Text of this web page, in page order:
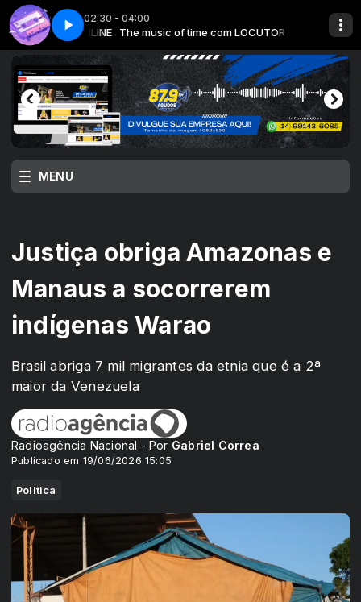
02:30 - 04:00
ONLINE The music of time com LOCUTOR ONLINE
1 The music of time - Parte 1
Locutor Padrão TOP FIVE ANOS 2000 com Locutor Padrão
MENU
Justiça obriga Amazonas e
Manaus a socorrerem
indígenas Warao
Brasil abriga 7 mil migrantes da etnia que é a 2ª
maior da Venezuela
Radioagência Nacional - Por Gabriel Correa
Publicado em 19/06/2026 15:05
Politica